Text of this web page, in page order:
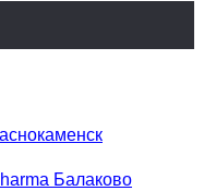
Балаково